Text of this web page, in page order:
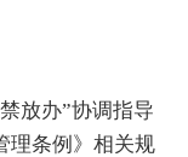
放办”协调指导
理条例》相关规